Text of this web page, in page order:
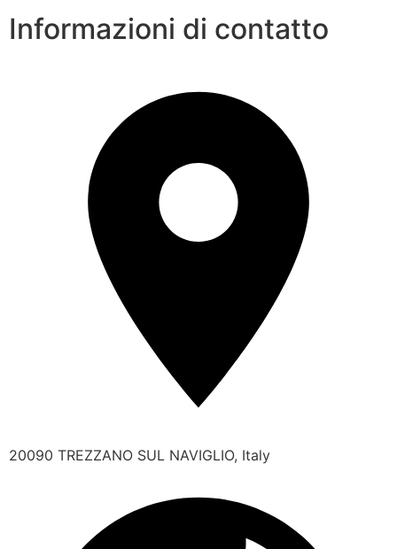
Informazioni di contatto
20090 TREZZANO SUL NAVIGLIO, Italy